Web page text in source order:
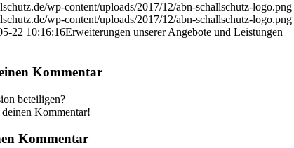
wp-content/uploads/2017/12/abn-schallschutz-logo.png
wp-content/uploads/2017/12/abn-schallschutz-logo.png
22 10:16:16Erweiterungen unserer Angebote und Leistungen
Kommentar
beteiligen?
Kommentar!
Kommentar